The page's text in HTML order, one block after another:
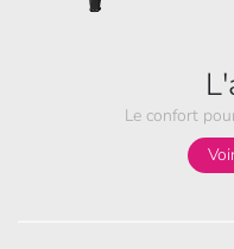
Le confort